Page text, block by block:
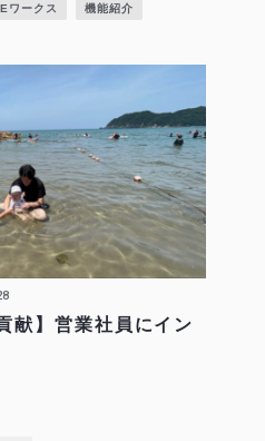
ワークス 機能紹介
献】営業社員にイン